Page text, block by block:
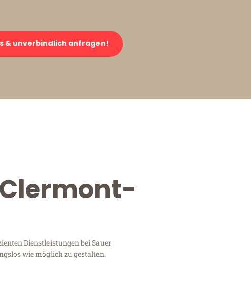
& unverbindlich anfragen!
Dienstleistungen bei Sauer
wie möglich zu gestalten.